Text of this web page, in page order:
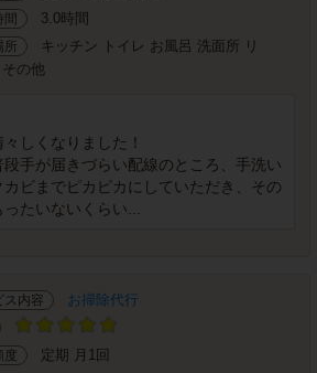
3.0時間
所
キッチン トイレ お風呂 洗面所 リ
その他
しくなりました！
段手が届きづらい配線のところ、手洗い
ビまでピカピカにしていただき、その
たいないくらい...
ス内容 お掃除代行
度
定期 月1回